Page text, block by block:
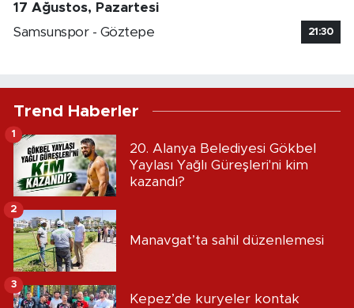
17 Ağustos, Pazartesi
Samsunspor - Göztepe
21:30
Trend Haberler
20. Alanya Belediyesi Gökbel
Yaylası Yağlı Güreşleri'ni kim
kazandı?
1
Manavgat’ta sahil düzenlemesi
2
Kepez’de kuryeler kontak
3